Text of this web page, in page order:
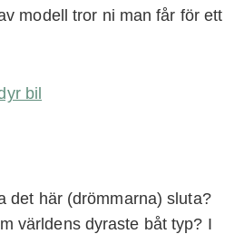
modell tror ni man får för ett
det här (drömmarna) sluta?
världens dyraste båt typ? I